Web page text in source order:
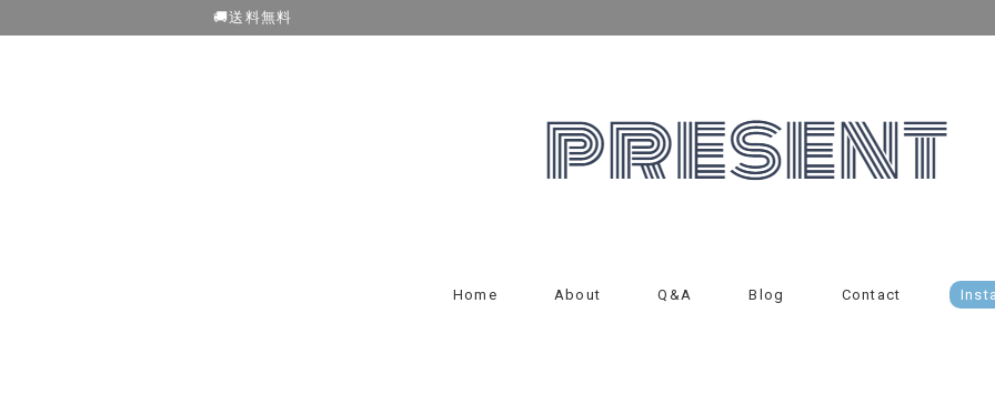
🚚送料無料
Home About Q&A Blog Contact